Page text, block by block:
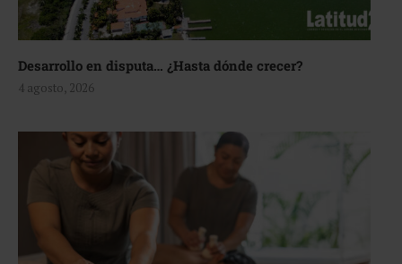
Desarrollo en disputa… ¿Hasta dónde crecer?
4 agosto, 2026